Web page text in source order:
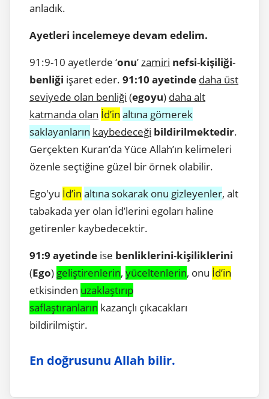
anladık.
Ayetleri incelemeye devam edelim.
91:9-10 ayetlerde ‘onu’zamiri nefsi-kişiliği-
benliği işaret eder. 91:10 ayetinde daha üst
seviyede olan benliği (egoyu) daha alt
katmanda olan İd’in altına gömerek
saklayanların kaybedeceği bildirilmektedir.
Gerçekten Kuran’da Yüce Allah’ın kelimeleri
özenle seçtiğine güzel bir örnek olabilir.
Ego'yu İd’in altına sokarak onu gizleyenler, alt
tabakada yer olan İd’lerini egoları haline
getirenler kaybedecektir.
91:9 ayetinde ise benliklerini-kişiliklerini
(Ego) geliştirenlerin, yüceltenlerin, onu İd’in
etkisinden uzaklaştırıp
saflaştıranların kazançlı çıkacakları
bildirilmiştir.
En doğrusunu Allah bilir.